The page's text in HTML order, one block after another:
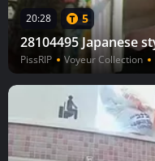
20:28 5
PissRIP Voyeur Collection